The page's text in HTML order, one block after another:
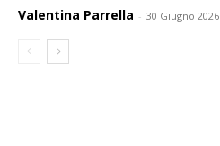
Valentina Parrella - 30 Giugno 2026